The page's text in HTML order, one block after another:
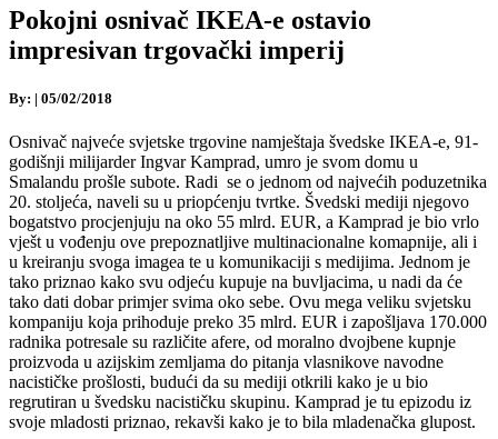
Pokojni osnivač IKEA-e ostavio
impresivan trgovački imperij
By: | 05/02/2018
Osnivač najveće svjetske trgovine namještaja švedske IKEA-e, 91-
godišnji milijarder Ingvar Kamprad, umro je svom domu u
Smalandu prošle subote. Radi se o jednom od najvećih poduzetnika
20. stoljeća, naveli su u priopćenju tvrtke. Švedski mediji njegovo
bogatstvo procjenjuju na oko 55 mlrd. EUR, a Kamprad je bio vrlo
vješt u vođenju ove prepoznatljive multinacionalne komapnije, ali i
u kreiranju svoga imagea te u komunikaciji s medijima. Jednom je
tako priznao kako svu odjeću kupuje na buvljacima, u nadi da će
tako dati dobar primjer svima oko sebe. Ovu mega veliku svjetsku
kompaniju koja prihoduje preko 35 mlrd. EUR i zapošljava 170.000
radnika potresale su različite afere, od moralno dvojbene kupnje
proizvoda u azijskim zemljama do pitanja vlasnikove navodne
nacističke prošlosti, budući da su mediji otkrili kako je u bio
regrutiran u švedsku nacističku skupinu. Kamprad je tu epizodu iz
svoje mladosti priznao, rekavši kako je to bila mladenačka glupost.